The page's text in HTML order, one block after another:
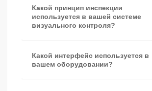
Какой принцип инспекции
используется в вашей системе
визуального контроля?
Какой интерфейс используется в
вашем оборудовании?